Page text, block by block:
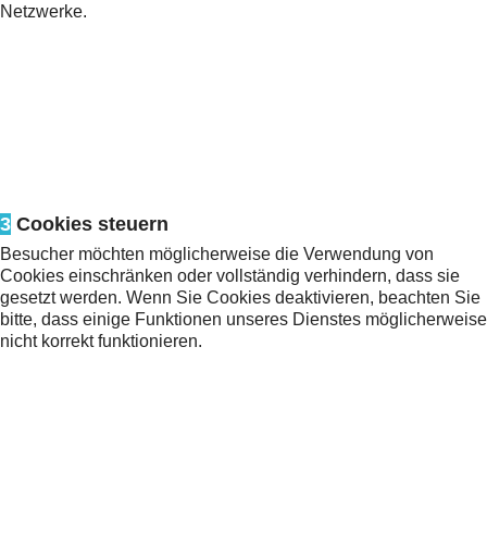
Netzwerke.
3 Cookies steuern
Besucher möchten möglicherweise die Verwendung von
Cookies einschränken oder vollständig verhindern, dass sie
gesetzt werden. Wenn Sie Cookies deaktivieren, beachten Sie
bitte, dass einige Funktionen unseres Dienstes möglicherweise
nicht korrekt funktionieren.